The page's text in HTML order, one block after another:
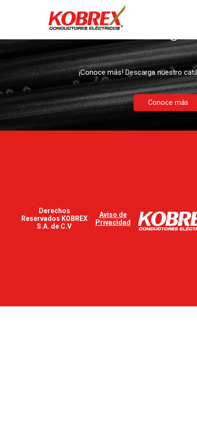
¡Conoce más! Descarga nuestro
Conoce más
Derechos
Reservados KOBREX
S.A. de C.V
Aviso de
Privacidad